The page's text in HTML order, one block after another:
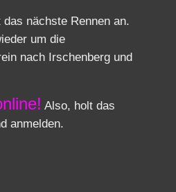
nächste Rennen an.
um die
nach Irschenberg und
! Also, holt das
anmelden.